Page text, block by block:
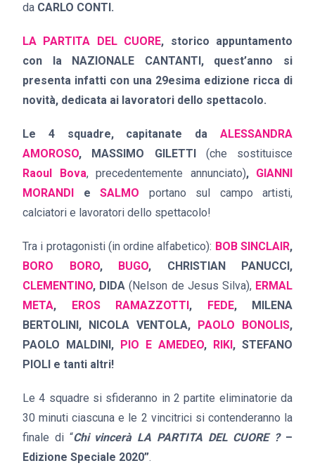
da CARLO CONTI.
LA PARTITA DEL CUORE, storico appuntamento
con la NAZIONALE CANTANTI, quest’anno si
presenta infatti con una 29esima edizione ricca di
novità, dedicata ai lavoratori dello spettacolo.
Le 4 squadre, capitanate da ALESSANDRA
AMOROSO, MASSIMO GILETTI(che sostituisce
Raoul Bova, precedentemente annunciato), GIANNI
MORANDI e SALMO
portano sul campo artisti,
calciatori e lavoratori dello spettacolo!
Tra i protagonisti (in ordine alfabetico): BOB SINCLAIR,
BORO BORO, BUGO, CHRISTIAN PANUCCI,
CLEMENTINO, DIDA(Nelson de Jesus Silva), ERMAL
META, EROS RAMAZZOTTI, FEDE, MILENA
BERTOLINI, NICOLA VENTOLA, PAOLO BONOLIS,
PAOLO MALDINI, PIO E AMEDEO, RIKI, STEFANO
PIOLI e tanti altri!
Le 4 squadre si sfideranno in 2 partite eliminatorie da
30 minuti ciascuna e le 2 vincitrici si contenderanno la
finale di “Chi vincerà LA PARTITA DEL CUORE ?–
Edizione Speciale 2020”.